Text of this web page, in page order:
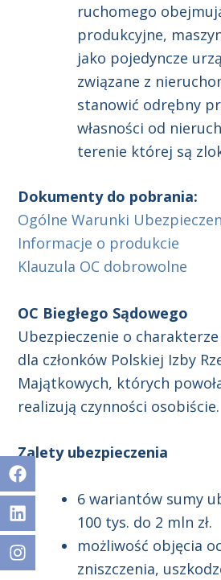
ruchomego
produkcyjne,
jako pojedyncze
związane z
stanowić odrębny
własności od
terenie której są
Dokumenty do pobrania:
Ogólne Warunki
Informacje o produkcie
Klauzula OC dobrowolne
OC Biegłego Sądowego
Ubezpieczenie o
dla członków Polskiej Izby
Majątkowych, których
realizują czynności osobiście.
Zalety ubezpieczenia
6 wariantów sumy
100 tys. do 2 mln zł.
możliwość objęcia
zniszczenia,
Facebook
Linkedin
Facebook
Linkedin
Instagram